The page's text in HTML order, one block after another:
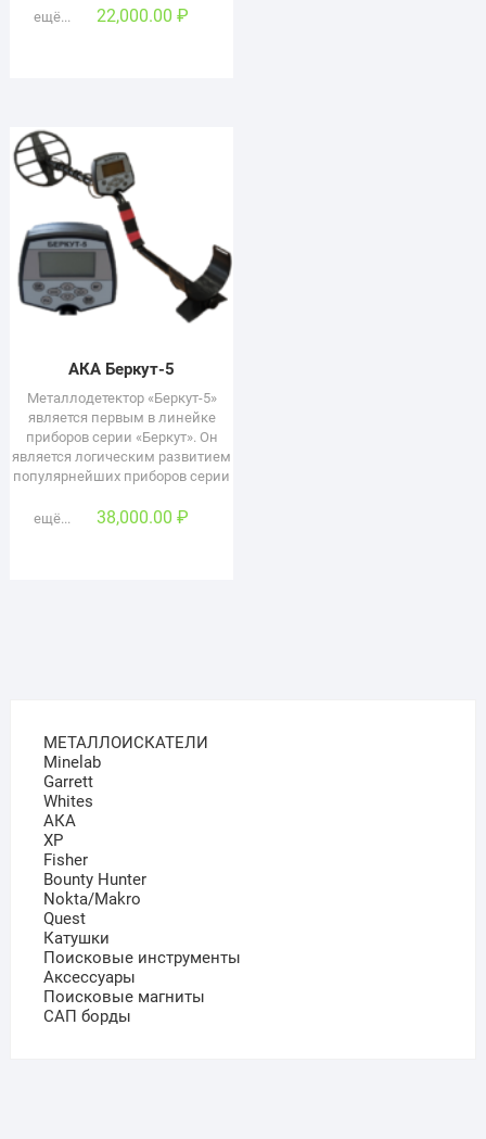
ещё... 22,000.00 ₽
АКА Беркут-5
Металлодетектор «Беркут-5»
является первым в линейке
приборов серии «Беркут». Он
является логическим развитием
популярнейших приборов серии
ещё... 38,000.00 ₽
МЕТАЛЛОИСКАТЕЛИ
Minelab
Garrett
Whites
АКА
XP
Fisher
Bounty Hunter
Nokta/Makro
Quest
Катушки
Поисковые инструменты
Аксессуары
Поисковые магниты
САП борды